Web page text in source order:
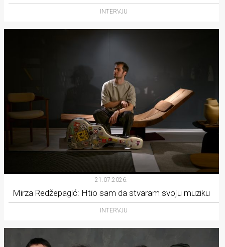
INTERVJU
21.07.2026.
Mirza Redžepagić: Htio sam da stvaram svoju muziku
INTERVJU